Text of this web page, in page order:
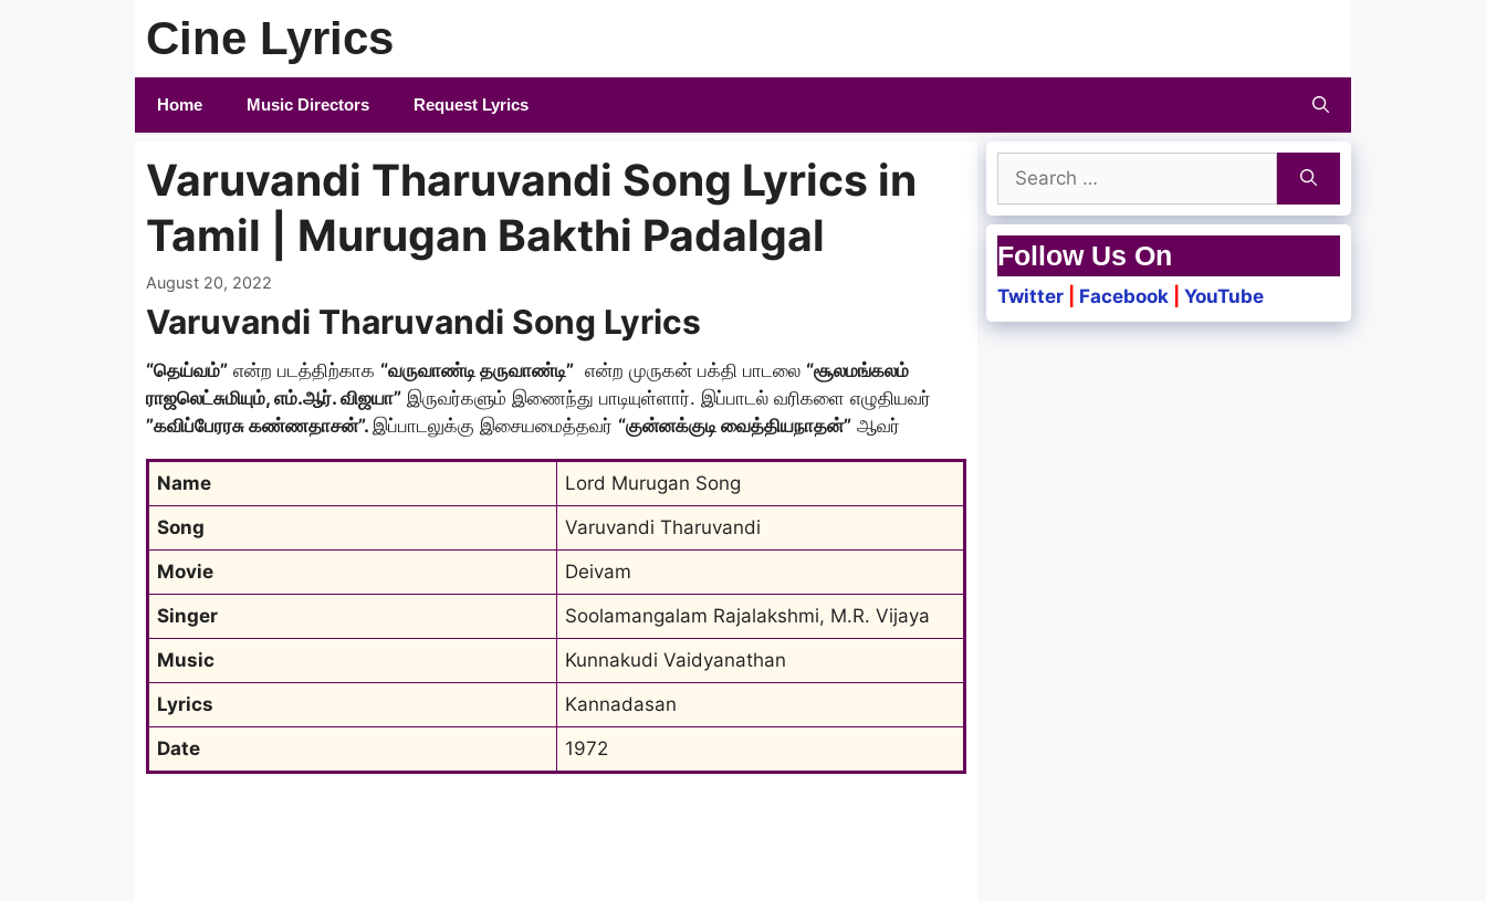
Cine Lyrics
Home Music Directors Request Lyrics
Varuvandi Tharuvandi Song Lyrics in
Tamil | Murugan Bakthi Padalgal
August 20, 2022
Varuvandi Tharuvandi Song Lyrics
“தெய்வம்” என்ற படத்திற்காக “வருவாண்டி தருவாண்டி” என்ற முருகன் பக்தி பாடலை “சூலமங்கலம்
ராஜலெட்சுமியும், எம்.ஆர். விஜயா” இருவர்களும் இணைந்து பாடியுள்ளார். இப்பாடல் வரிகளை எழுதியவர்
”கவிப்பேரரசு கண்ணதாசன்”. இப்பாடலுக்கு இசையமைத்தவர் “குன்னக்குடி வைத்தியநாதன்” ஆவர்
Name
Lord Murugan Song
Song
Varuvandi Tharuvandi
Movie
Deivam
Singer
Soolamangalam Rajalakshmi, M.R. Vijaya
Music
Kunnakudi Vaidyanathan
Lyrics
Kannadasan
Date
1972
Search
for:
Follow Us On
Twitter Facebook YouTube